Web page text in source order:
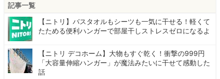
記事一覧
【ニトリ】バスタオルもシーツも一気に干せる！軽くて
たためる便利ハンガーで部屋干しストレスゼロになるよ
【ニトリ デコホーム】大物もすぐ乾く！衝撃の999円
「大容量伸縮ハンガー」が魔法みたいに干せて感動した
話